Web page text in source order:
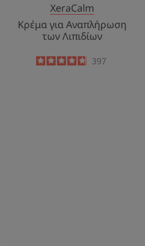
XeraCalm
Κρέμα για Αναπλήρωση
των Λιπιδίων
4.8
/5
397